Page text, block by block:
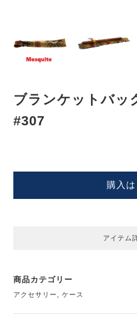
ブランケットバ
#307
購入
アイテム
商品カテゴリー
アクセサリー ,ケース